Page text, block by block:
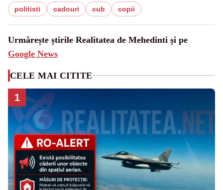
politisti cadouri cub copii
Urmărește știrile Realitatea de Mehedinti și pe
Google News
CELE MAI CITITE
1